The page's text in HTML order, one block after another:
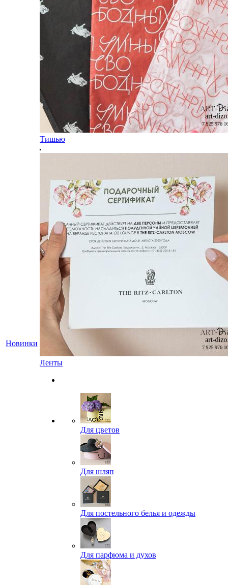
Новинки
Тишью
Ленты
Для цветов
Для шляп
Для постельного белья и одежды
Для парфюма и духов